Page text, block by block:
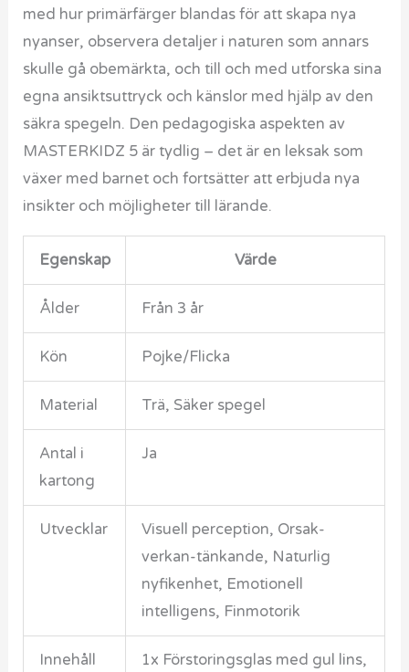
med hur primärfärger blandas för att skapa nya
nyanser, observera detaljer i naturen som annars
skulle gå obemärkta, och till och med utforska sina
egna ansiktsuttryck och känslor med hjälp av den
säkra spegeln. Den pedagogiska aspekten av
MASTERKIDZ 5 är tydlig – det är en leksak som
växer med barnet och fortsätter att erbjuda nya
insikter och möjligheter till lärande.
Egenskap Värde
Ålder Från 3 år
Kön Pojke/Flicka
Material Trä, Säker spegel
Antal i
kartong
Ja
Utvecklar
Visuell perception, Orsak-
verkan-tänkande, Naturlig
nyfikenhet, Emotionell
intelligens, Finmotorik
Innehåll
1x Förstoringsglas med gul lins,